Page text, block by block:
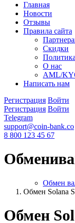
Главная
Новости
Отзывы
Правила сайта
Скидки
О нас
AML/
Написать нам
Регистрация Войти
Регистрация Войти
Telegram
support@coin-bank.co
8 800 123 45 67
Обмен
Обмен Solana
Обмен